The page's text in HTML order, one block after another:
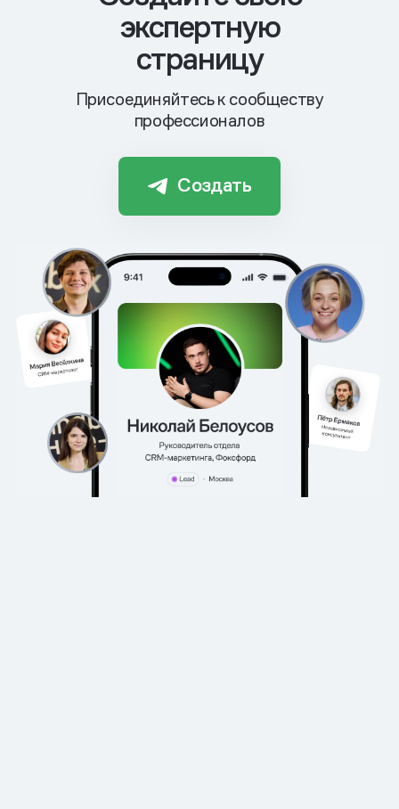
экспертную
страницу
Присоединяйтесь к сообществу
профессионалов
Создать